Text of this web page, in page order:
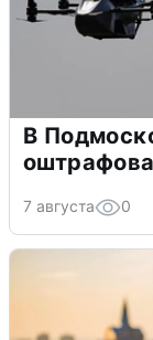
В
7 августа 0